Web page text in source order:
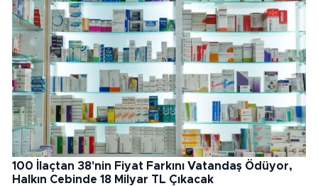
100 İlaçtan 38'nin Fiyat Farkını Vatandaş Ödüyor,
Halkın Cebinde 18 Milyar TL Çıkacak